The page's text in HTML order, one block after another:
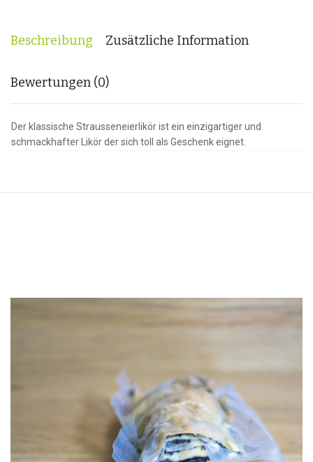
Beschreibung Zusätzliche Information
Bewertungen (0)
Der klassische Strausseneierlikör ist ein einzigartiger und
schmackhafter Likör der sich toll als Geschenk eignet.